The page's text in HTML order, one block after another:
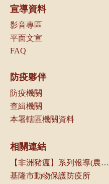
宣導資料
影音專區
平面文宣
FAQ
防疫夥伴
防疫機關
查緝機關
本署轄區機關資料
相關連結
【非洲豬瘟】系列報導(農傳媒)
基隆市動物保護防疫所